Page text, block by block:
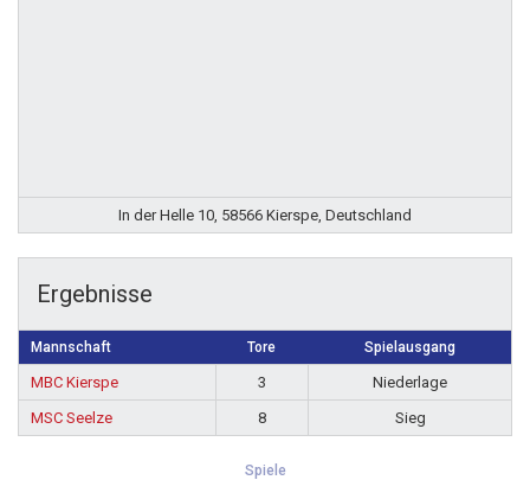
In der Helle 10, 58566 Kierspe, Deutschland
Ergebnisse
Mannschaft Tore Spielausgang
MBC Kierspe 3
Niederlage
MSC Seelze
8 Sieg
Spiele